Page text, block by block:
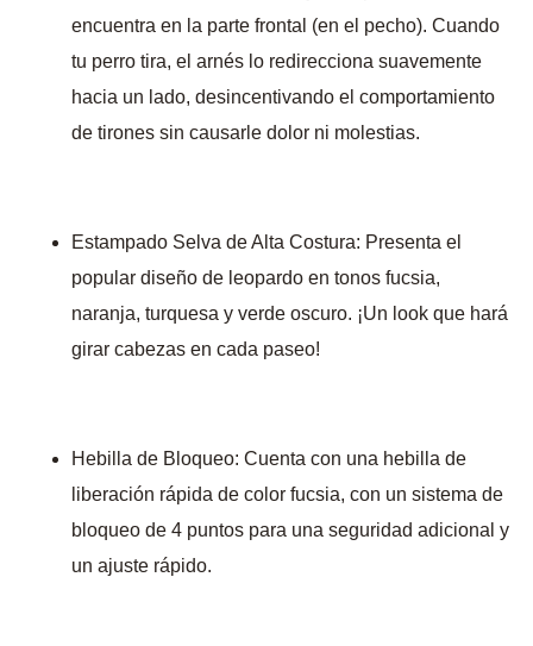
encuentra en la parte frontal (en el pecho). Cuando
tu perro tira, el arnés lo redirecciona suavemente
hacia un lado, desincentivando el comportamiento
de tirones sin causarle dolor ni molestias.
Estampado Selva de Alta Costura: Presenta el
popular diseño de leopardo en tonos fucsia,
naranja, turquesa y verde oscuro. ¡Un look que hará
girar cabezas en cada paseo!
Hebilla de Bloqueo: Cuenta con una hebilla de
liberación rápida de color fucsia, con un sistema de
bloqueo de 4 puntos para una seguridad adicional y
un ajuste rápido.